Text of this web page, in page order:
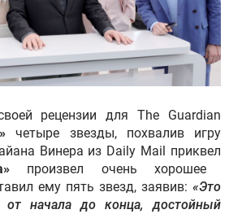
рецензии для The Guardian
четыре звезды, похвалив игру
Винера из Daily Mail приквел
произвел очень хорошее
ему пять звезд, заявив: «Это
начала до конца, достойный